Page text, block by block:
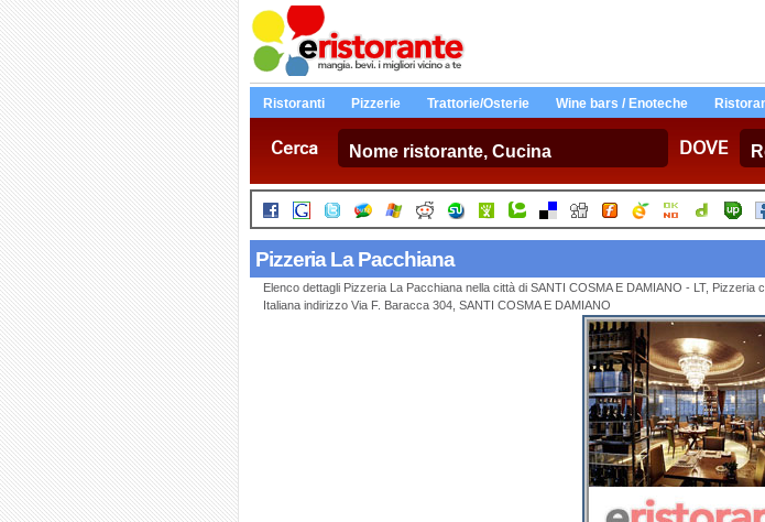
Ristoranti Pizzerie Trattorie/Osterie Wine bars / Enoteche
Cerca DOVE
Pizzeria La Pacchiana
Elenco dettagli Pizzeria La Pacchiana nella città di SANTI COSMA E DAMIANO - LT, Pizzeria
Italiana indirizzo Via F. Baracca 304, SANTI COSMA E DAMIANO